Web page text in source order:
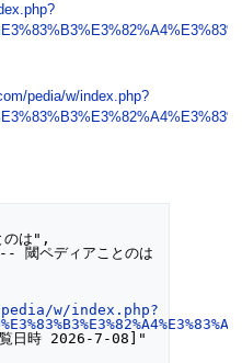
pedia/w/index.php?
w/index.php?